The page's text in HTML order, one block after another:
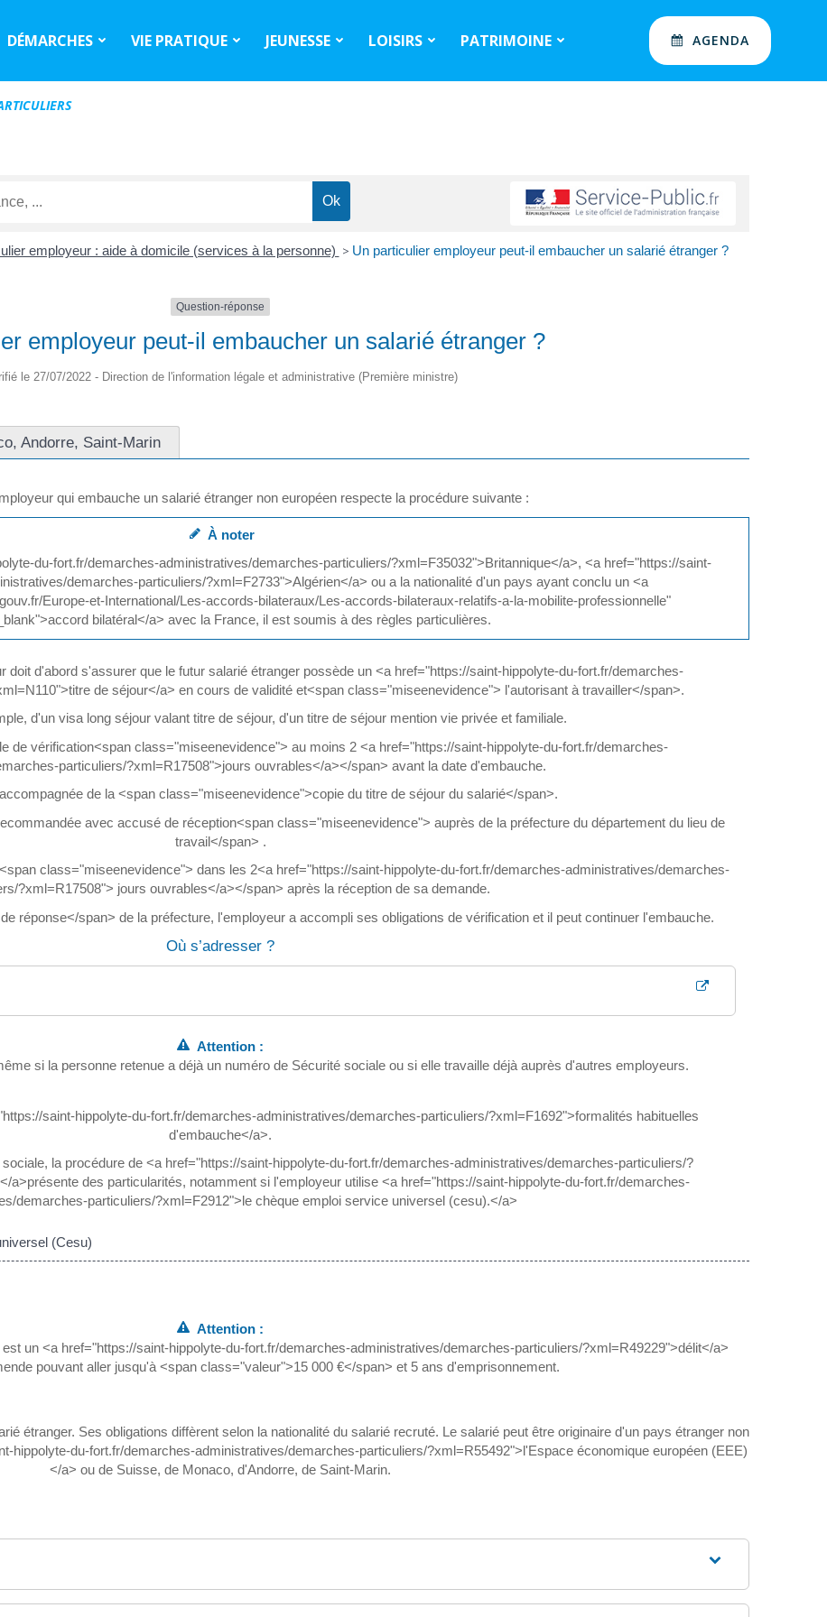
DÉMARCHES VIE PRATIQUE JEUNESSE LOISIRS PATRIMOINE AGENDA
employeur : aide à domicile (services à la personne) > Un particulier employeur peut-il embaucher un salarié étranger ?
Question-réponse
employeur peut-il embaucher un salarié étranger ?
le 27/07/2022 - Direction de l'information légale et administrative (Première ministre)
Andorre, Saint-Marin
qui embauche un salarié étranger non européen respecte la procédure suivante :
À noter
du-fort.fr/demarches-administratives/demarches-particuliers/?xml=F35032">Britannique</a>, <a href="https://saint-
demarches-particuliers/?xml=F2733">Algérien</a> ou a la nationalité d'un pays ayant conclu un <a
Europe-et-International/Les-accords-bilateraux/Les-accords-bilateraux-relatifs-a-la-mobilite-professionnelle"
bilatéral</a> avec la France, il est soumis à des règles particulières.
doit d'abord s'assurer que le futur salarié étranger possède un <a href="https://saint-hippolyte-du-fort.fr/demarches-
de séjour</a> en cours de validité et<span class="miseenevidence"> l'autorisant à travailler</span>.
d'un visa long séjour valant titre de séjour, d'un titre de séjour mention vie privée et familiale.
de vérification<span class="miseenevidence"> au moins 2 <a href="https://saint-hippolyte-du-fort.fr/demarches-
particuliers/?xml=R17508">jours ouvrables</a></span> avant la date d'embauche.
de la <span class="miseenevidence">copie du titre de séjour du salarié</span>.
avec accusé de réception<span class="miseenevidence"> auprès de la préfecture du département du lieu de
travail</span> .
class="miseenevidence"> dans les 2<a href="https://saint-hippolyte-du-fort.fr/demarches-administratives/demarches-
?xml=R17508"> jours ouvrables</a></span> après la réception de sa demande.
réponse</span> de la préfecture, l'employeur a accompli ses obligations de vérification et il peut continuer l'embauche.
Où s’adresser ?
Attention :
si la personne retenue a déjà un numéro de Sécurité sociale ou si elle travaille déjà auprès d'autres employeurs.
saint-hippolyte-du-fort.fr/demarches-administratives/demarches-particuliers/?xml=F1692">formalités habituelles
d'embauche</a>.
la procédure de <a href="https://saint-hippolyte-du-fort.fr/demarches-administratives/demarches-particuliers/?
a>présente des particularités, notamment si l'employeur utilise <a href="https://saint-hippolyte-du-fort.fr/demarches-
demarches-particuliers/?xml=F2912">le chèque emploi service universel (cesu).</a>
(Cesu)
Attention :
un <a href="https://saint-hippolyte-du-fort.fr/demarches-administratives/demarches-particuliers/?xml=R49229">délit</a>
pouvant aller jusqu'à <span class="valeur">15 000 €</span> et 5 ans d'emprisonnement.
étranger. Ses obligations diffèrent selon la nationalité du salarié recruté. Le salarié peut être originaire d'un pays étranger non
hippolyte-du-fort.fr/demarches-administratives/demarches-particuliers/?xml=R55492">l'Espace économique européen (EEE)
</a> ou de Suisse, de Monaco, d'Andorre, de Saint-Marin.